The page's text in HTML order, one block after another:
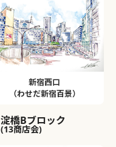
新宿西口
（わせだ新宿百景）
淀橋Bブロック
(13商店会)